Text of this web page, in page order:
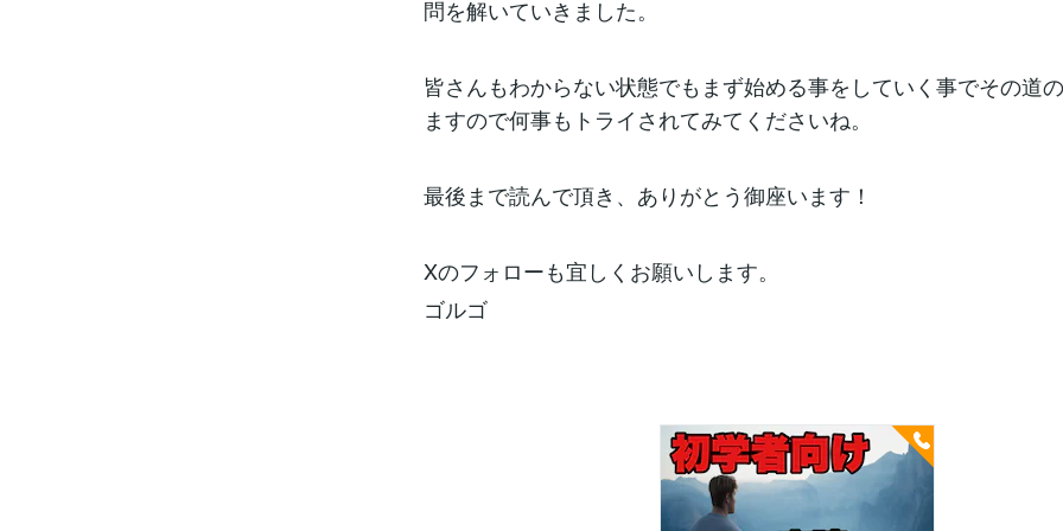
問を解いていきました。
皆さんもわからない状態でもまず始める事をしていく事でその道
ますので何事もトライされてみてくださいね。
最後まで読んで頂き、ありがとう御座います！
Xのフォローも宜しくお願いします。
ゴルゴ